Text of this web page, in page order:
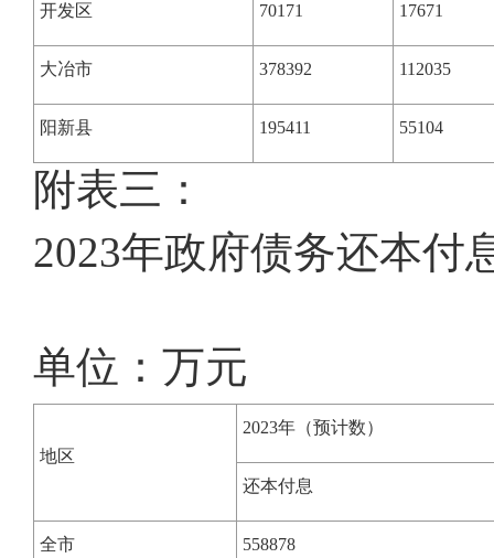
开发区 70171 17671
大冶市 378392 112035
阳新县 195411 55104
附表三：
2023年政府债务还本付
单位：万元
地区
2023年（预计数）
还本付息
全市 558878